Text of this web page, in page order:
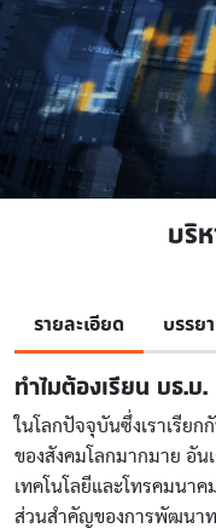
บริ
รายละเอียด บรรย
ทำไมต้องเรียน บธ.
ในโลกปัจจุบันซึ่งเราเรีย
ของสังคมโลกมากมาย อัน
เทคโนโลยีและโทรคมนา
ส่วนสำคัญของการพัฒนาท